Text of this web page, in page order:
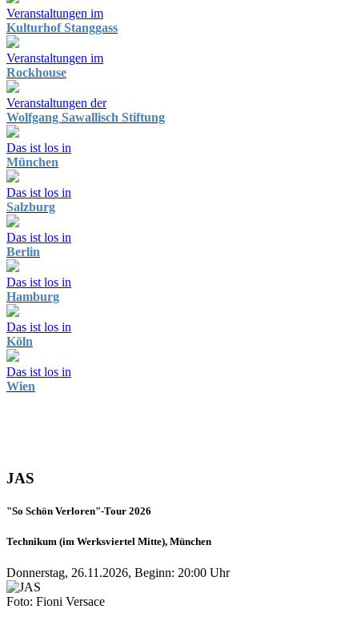
Veranstaltungen im
Kulturhof Stanggass
Veranstaltungen im
Rockhouse
Veranstaltungen der
Wolfgang Sawallisch Stiftung
Das ist los in
München
Das ist los in
Salzburg
Das ist los in
Berlin
Das ist los in
Hamburg
Das ist los in
Köln
Das ist los in
Wien
JAS
"So Schön Verloren"-Tour 2026
Technikum (im Werksviertel Mitte), München
Donnerstag, 26.11.2026, Beginn: 20:00 Uhr
Foto: Fioni Versace